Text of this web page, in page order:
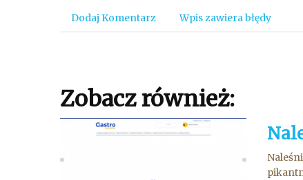
Dodaj Komentarz Wpis zawiera błędy
Zobacz również: